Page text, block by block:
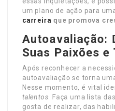
um plano de ação para
carreira que promova
Autoavaliação:
Suas Paixões e
Após reconhecer a
autoavaliação se torna
Nesse momento, é vital
talentos . Faça uma lista
gosta de realizar, das